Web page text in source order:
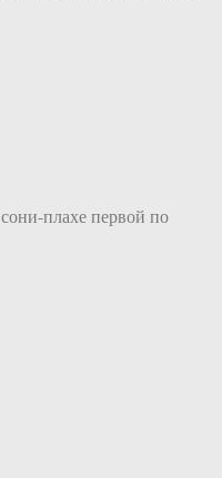
плахе первой по